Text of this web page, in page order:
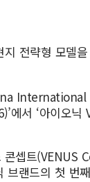
전략형 모델
에서 ‘아이오
셉트(VENUS
브랜드의 첫 번